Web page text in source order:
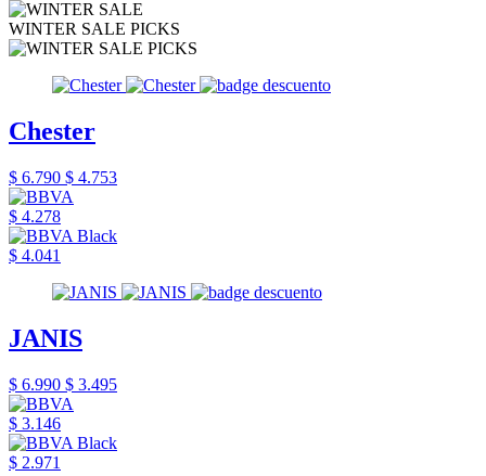
WINTER SALE PICKS
Chester
$ 6.790 $ 4.753
$ 4.278
$ 4.041
JANIS
$ 6.990 $ 3.495
$ 3.146
$ 2.971